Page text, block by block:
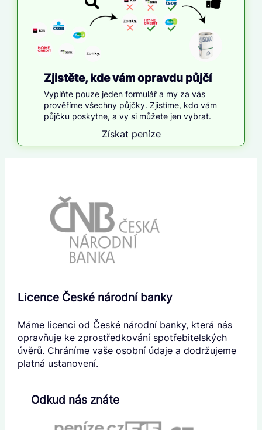
Zjistěte, kde vám opravdu půjčí
Vyplňte pouze jeden formulář a my za vás
prověříme všechny půjčky. Zjistíme, kdo vám
půjčku poskytne, a vy si můžete jen vybrat.
Získat peníze
Licence České národní banky
Máme licenci od České národní banky, která nás
opravňuje ke zprostředkování spotřebitelských
úvěrů. Chráníme vaše osobní údaje a dodržujeme
platná ustanovení.
Odkud nás znáte